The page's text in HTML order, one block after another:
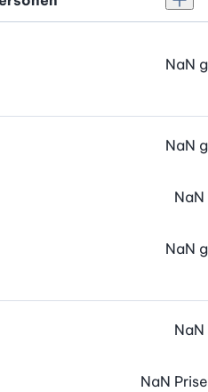
NaN g
NaN g
NaN
NaN g
NaN
NaN Prise